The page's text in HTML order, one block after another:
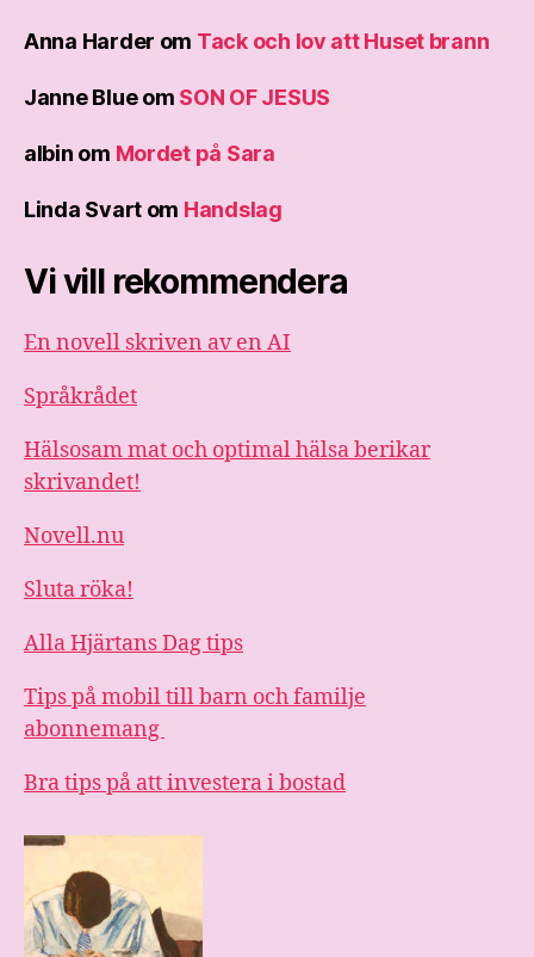
Anna Harder om Tack och lov att Huset brann
Janne Blueom SON OF JESUS
albin om Mordet på Sara
Linda Svart om Handslag
Vi vill rekommendera
En novell skriven av en AI
Språkrådet
Hälsosam mat och optimal hälsa berikar
skrivandet!
Novell.nu
Sluta röka!
Alla Hjärtans Dag tips
Tips på mobil till barn och familje
abonnemang
Bra tips på att investera i bostad